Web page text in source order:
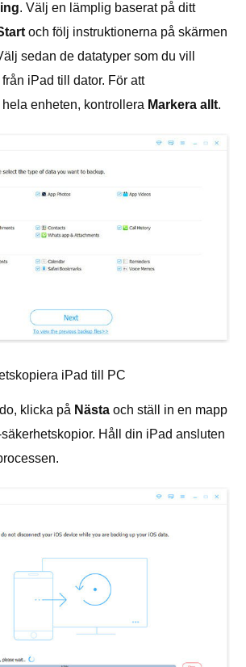
. Välj en lämplig baserat på ditt
och följ instruktionerna på skärmen
sedan de datatyper som du vill
iPad till dator. För att
enheten, kontrollera Markera allt.
iPad till PC
klicka på Nästa och ställ in en mapp
Håll din iPad ansluten